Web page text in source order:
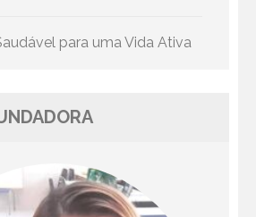
para uma Vida Ativa